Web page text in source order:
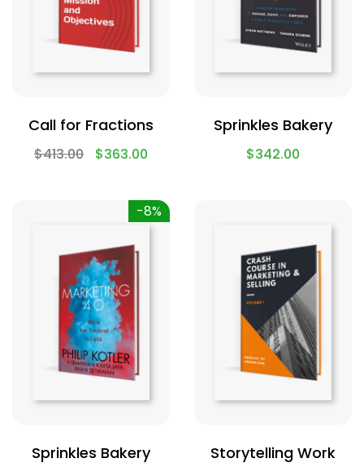
Call for Fractions
$413.00 $363.00
Sprinkles Bakery
$342.00
-8%
Sprinkles Bakery Storytelling Work